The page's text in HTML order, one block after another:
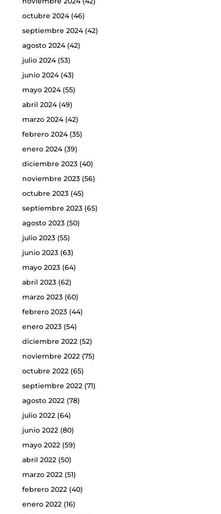
octubre 2024(46)
septiembre 2024(42)
agosto 2024(42)
julio 2024(53)
junio 2024(43)
mayo 2024(55)
abril 2024(49)
marzo 2024(42)
febrero 2024(35)
enero 2024(39)
diciembre 2023(40)
noviembre 2023(56)
octubre 2023(45)
septiembre 2023(65)
agosto 2023(50)
julio 2023(55)
junio 2023(63)
mayo 2023(64)
abril 2023(62)
marzo 2023(60)
febrero 2023(44)
enero 2023(54)
diciembre 2022(52)
noviembre 2022(75)
octubre 2022(65)
septiembre 2022(71)
agosto 2022(78)
julio 2022(64)
junio 2022(80)
mayo 2022(59)
abril 2022(50)
marzo 2022(51)
febrero 2022(40)
enero 2022(16)